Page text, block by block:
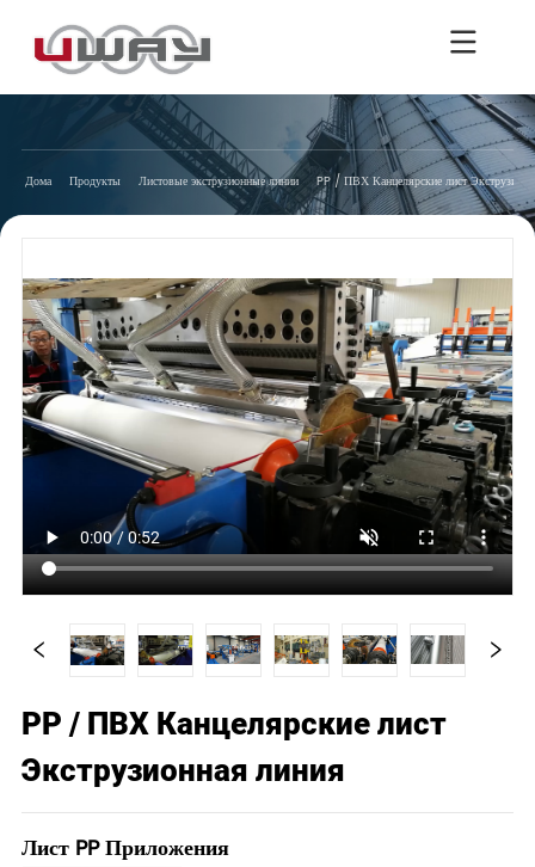
Дома Продукты Листовые экструзионные линии PP / ПВХ Канцелярские лист
PP / ПВХ Канцелярские лист
Экструзионная линия
Лист PP Приложения